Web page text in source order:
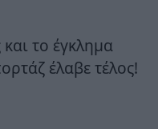
το έγκλημα
έλαβε τέλος!